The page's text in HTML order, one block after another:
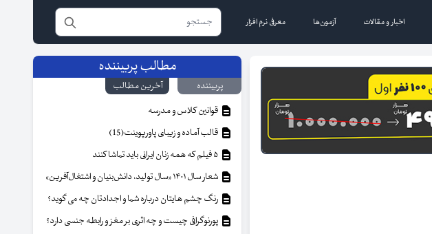
اخبار و مقالات آزمون‌ها معرفی نرم افزار
مطالب پربیننده
پربیننده
آخرین مطالب
قوانین کلاس و مدرسه
قالب آماده و زیبای پاورپوینت(15)
شعار سال ۱۴۰۱ «سال تولید، دانش‌بنیان و اشتغال‌آفرین»
رنگ چشم هایتان درباره شما و اجدادتان چه می گوید؟
پورنوگرافی چیست و چه اثری بر مغز و رابطه جنسی دارد؟